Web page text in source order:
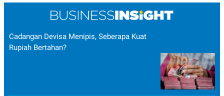
Cadangan Devisa Menipis, Seberapa Kuat
Rupiah Bertahan?